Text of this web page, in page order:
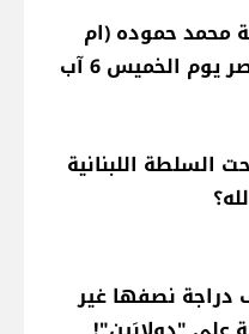
محمد حموده (ام
محمد)، الدفن عصر يوم الخميس 6 آب
السلطة اللبنانية
٨٠٠ ألف دراجة نصفها غير